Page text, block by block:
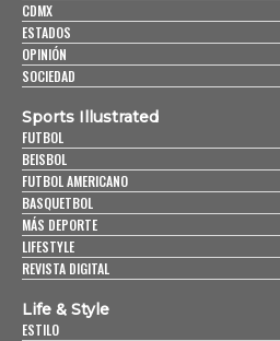
CDMX
ESTADOS
OPINIÓN
SOCIEDAD
Sports Illustrated
FUTBOL
BEISBOL
FUTBOL AMERICANO
BASQUETBOL
MÁS DEPORTE
LIFESTYLE
REVISTA DIGITAL
Life & Style
ESTILO